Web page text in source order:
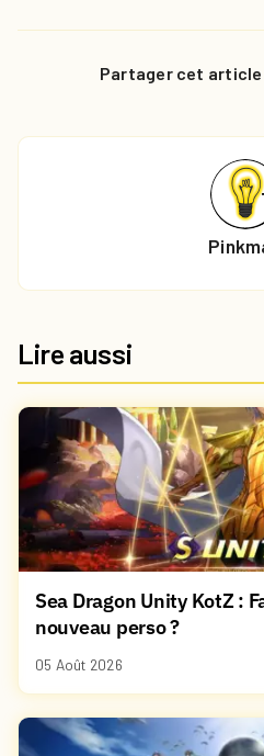
Partager cet
Lire aussi
Sea Dragon Unity KotZ :
nouveau perso ?
05 Août 2026